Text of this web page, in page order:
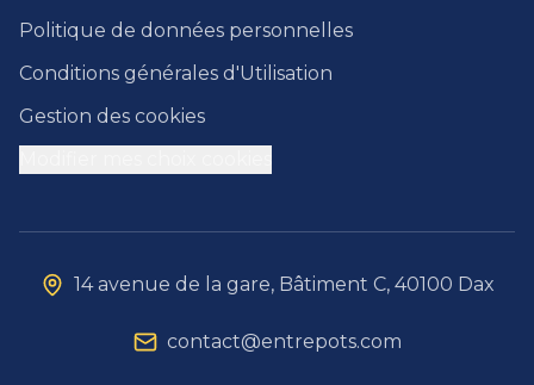
Politique de données personnelles
Conditions générales d'Utilisation
Gestion des cookies
14 avenue de la gare, Bâtiment C, 40100 Dax
contact@entrepots.com